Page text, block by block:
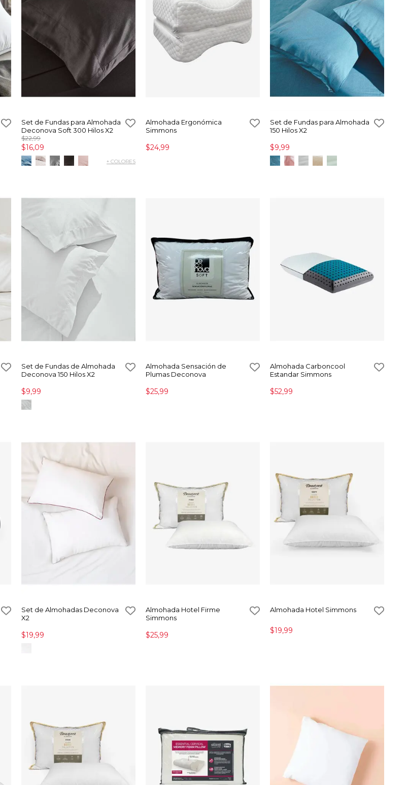
Set de Fundas para Almohada
Deconova Soft 300 Hilos X2
$22,99
$16,09
+ COLORES
Almohada Ergonómica
Simmons
$24,99
Set de Fundas para Almohada
150 Hilos X2
$9,99
Set de Fundas de Almohada
Deconova 150 Hilos X2
$9,99
Almohada Sensación de
Plumas Deconova
$25,99
Almohada Carboncool
Estandar Simmons
$52,99
Set de Almohadas Deconova
X2
$19,99
Almohada Hotel Firme
Simmons
$25,99
Almohada Hotel Simmons
$19,99